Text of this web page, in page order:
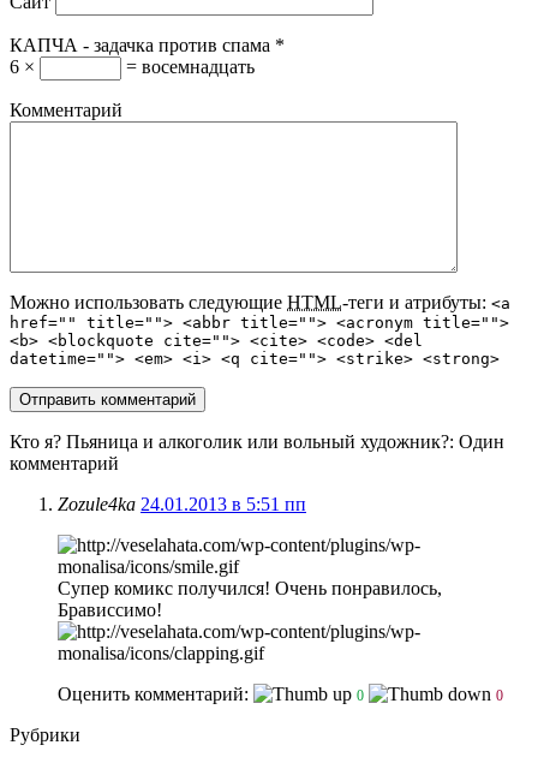
КАПЧА - задачка против спама *
6 ×
= восемнадцать
Комментарий
Можно использовать следующие HTML-теги и атрибуты: <a
href="" title=""> <abbr title=""> <acronym title="">
<b> <blockquote cite=""> <cite> <code> <del
datetime=""> <em> <i> <q cite=""> <strike> <strong>
Кто я? Пьяница и алкоголик или вольный художник?: Один
комментарий
Zozule4ka 24.01.2013 в 5:51 пп
Супер комикс получился! Очень понравилось,
Брависсимо!
Оценить комментарий: 0 0
Рубрики